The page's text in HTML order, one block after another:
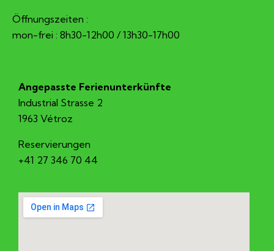
Öffnungszeiten :
mon-frei : 8h30-12h00 / 13h30-17h00
Angepasste Ferienunterkünfte
Industrial Strasse 2
1963 Vétroz
Reservierungen
+41 27 346 70 44